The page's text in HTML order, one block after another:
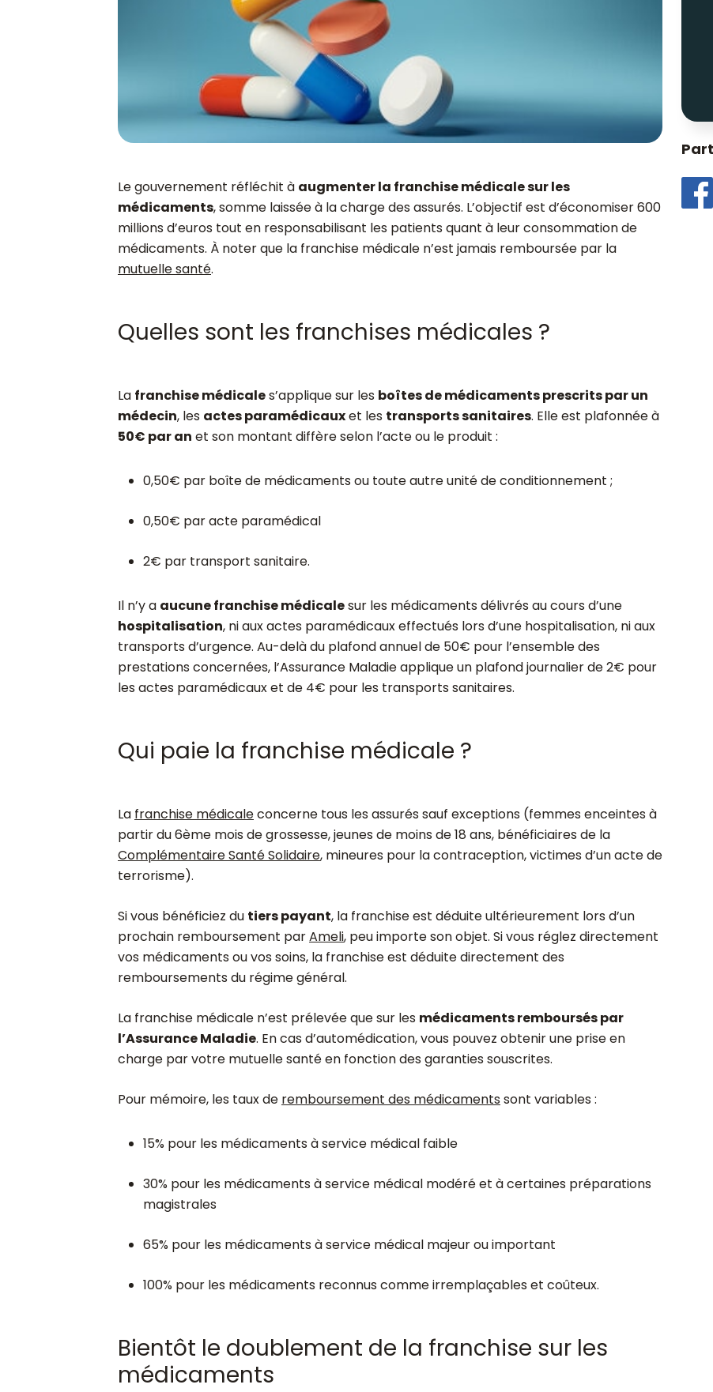
Le gouvernement réfléchit à augmenter la franchise médicale sur les
médicaments, somme laissée à la charge des assurés. L’objectif est d’économiser 600
millions d’euros tout en responsabilisant les patients quant à leur consommation de
médicaments. À noter que la franchise médicale n’est jamais remboursée par la
mutuelle santé.
Quelles sont les franchises médicales ?
La franchise médicales’applique sur les boîtes de médicaments prescrits par un
médecin, les actes paramédicauxet les transports sanitaires. Elle est plafonnée à
50€ par an et son montant diffère selon l’acte ou le produit :
0,50€ par boîte de médicaments ou toute autre unité de conditionnement ;
0,50€ par acte paramédical
2€ par transport sanitaire.
Il n’y a aucune franchise médicalesur les médicaments délivrés au cours d’une
hospitalisation, ni aux actes paramédicaux effectués lors d’une hospitalisation, ni aux
transports d’urgence. Au-delà du plafond annuel de 50€ pour l’ensemble des
prestations concernées, l’Assurance Maladie applique un plafond journalier de 2€ pour
les actes paramédicaux et de 4€ pour les transports sanitaires.
Qui paie la franchise médicale ?
La franchise médicaleconcerne tous les assurés sauf exceptions (femmes enceintes à
partir du 6ème mois de grossesse, jeunes de moins de 18 ans, bénéficiaires de la
Complémentaire Santé Solidaire, mineures pour la contraception, victimes d’un acte de
terrorisme).
Si vous bénéficiez du tiers payant, la franchise est déduite ultérieurement lors d’un
prochain remboursement parAmeli, peu importe son objet. Si vous réglez directement
vos médicaments ou vos soins, la franchise est déduite directement des
remboursements du régime général.
La franchise médicale n’est prélevée que sur les médicaments remboursés par
l’Assurance Maladie. En cas d’automédication, vous pouvez obtenir une prise en
charge par votre mutuelle santé en fonction des garanties souscrites.
Pour mémoire, les taux de remboursement des médicamentssont variables :
15% pour les médicaments à service médical faible
30% pour les médicaments à service médical modéré et à certaines préparations
magistrales
65% pour les médicaments à service médical majeur ou important
100% pour les médicaments reconnus comme irremplaçables et coûteux.
Bientôt le doublement de la franchise sur les
médicaments